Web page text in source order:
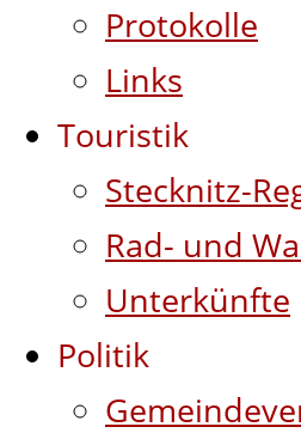
Protokolle
Links
Touristik
Stecknitz-
Rad- und
Unterkünfte
Politik